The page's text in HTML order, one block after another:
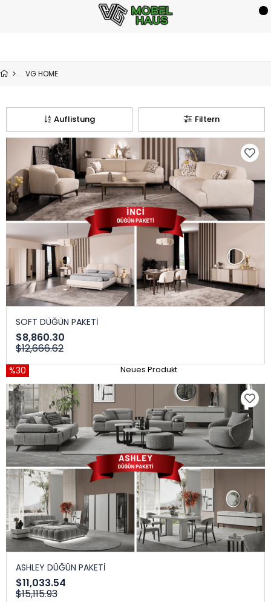
VG HOME
Filtern
Auflistung
SOFT DÜĞÜN PAKETİ
$8,860.30
$12,666.62
%30 Neues Produkt
ASHLEY DÜĞÜN PAKETİ
$11,033.54
$15,115.93